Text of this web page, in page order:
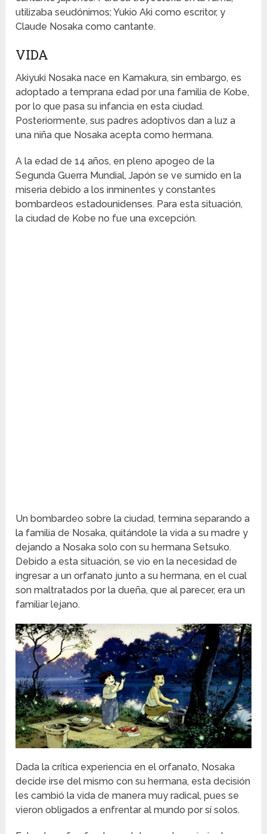
utilizaba seudónimos; Yukio Aki como escritor, y
Claude Nosaka como cantante.
VIDA
Akiyuki Nosaka nace en Kamakura, sin embargo, es
adoptado a temprana edad por una familia de Kobe,
por lo que pasa su infancia en esta ciudad.
Posteriormente, sus padres adoptivos dan a luz a
una niña que Nosaka acepta como hermana.
A la edad de 14 años, en pleno apogeo de la
Segunda Guerra Mundial, Japón se ve sumido en la
miseria debido a los inminentes y constantes
bombardeos estadounidenses. Para esta situación,
la ciudad de Kobe no fue una excepción.
Un bombardeo sobre la ciudad, termina separando a
la familia de Nosaka, quitándole la vida a su madre y
dejando a Nosaka solo con su hermana Setsuko.
Debido a esta situación, se vio en la necesidad de
ingresar a un orfanato junto a su hermana, en el cual
son maltratados por la dueña, que al parecer, era un
familiar lejano.
Dada la crítica experiencia en el orfanato, Nosaka
decide irse del mismo con su hermana, esta decisión
les cambió la vida de manera muy radical, pues se
vieron obligados a enfrentar al mundo por sí solos.